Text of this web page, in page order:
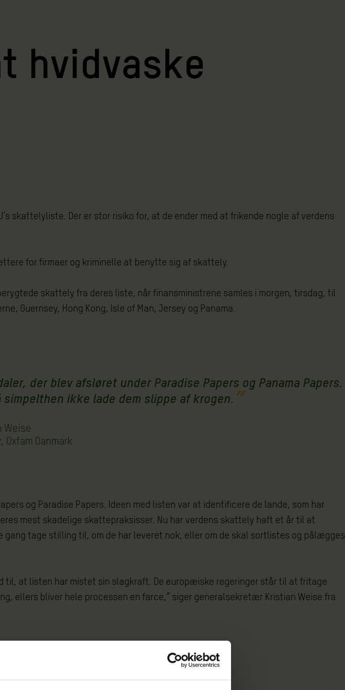
hvidvaske
skattelyliste. Der er stor risiko for, at de ender med at frikende nogle af verdens
for firmaer og kriminelle at benytte sig af skattely.
skattely fra deres liste, når finansministrene samles i morgen, tirsdag, til
Guernsey, Hong Kong, Isle of Man, Jersey og Panama.
der blev afsløret under Paradise Papers og Panama Papers.
ikke lade dem slippe af krogen.
Weise
Danmark
og Paradise Papers. Ideen med listen var at identificere de lande, som har
mest skadelige skattepraksisser. Nu har verdens skattely haft et år til at
tage stilling til, om de har leveret nok, eller om de skal sortlistes og pålægges
at listen har mistet sin slagkraft. De europæiske regeringer står til at fritage
ellers bliver hele processen en farce,” siger generalsekretær Kristian Weise fra